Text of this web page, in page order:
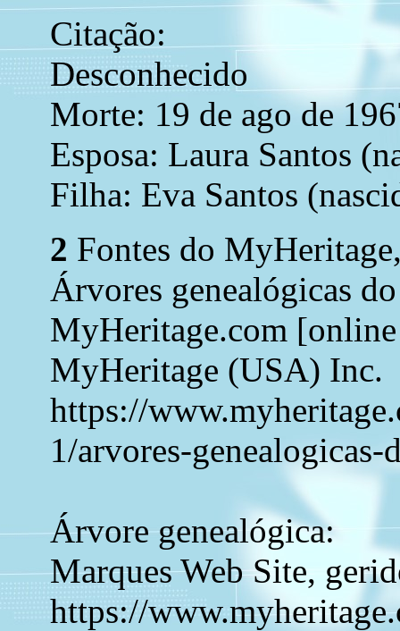
Citação:
Desconhecido
Morte: 19 de ago de
Esposa: Laura Santos
Filha: Eva Santos
2 Fontes do
Árvores genealógicas
MyHeritage.com
MyHeritage (USA) Inc.
https://
1/arvores-
Árvore genealógica:
Marques Web Site,
https://